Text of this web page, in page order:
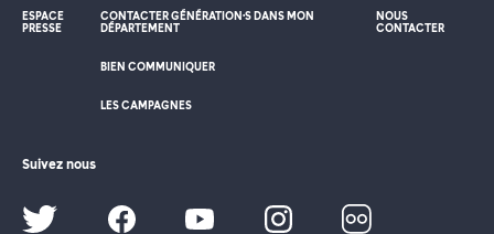
ESPACE
PRESSE
CONTACTER GÉNÉRATION·S DANS MON
DÉPARTEMENT
BIEN COMMUNIQUER
LES CAMPAGNES
NOUS
CONTACTER
Suivez nous